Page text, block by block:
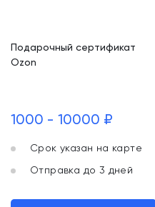
Подарочный сертификат
Ozon
1000 - 10000 ₽
Срок указан на карте
Отправка до 3 дней